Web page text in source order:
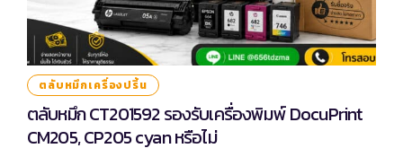
ตลับหมึกเครื่องปริ้น
ตลับหมึก CT201592 รองรับเครื่องพิมพ์ DocuPrint
CM205, CP205 cyan หรือไม่